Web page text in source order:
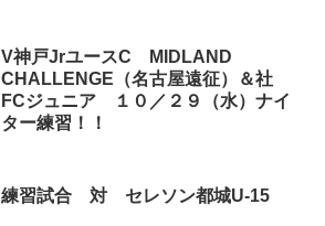
V神戸JrユースC MIDLAND
CHALLENGE（名古屋遠征）＆社
FCジュニア １０／２９（水）ナイ
ター練習！！
練習試合 対 セレソン都城U-15